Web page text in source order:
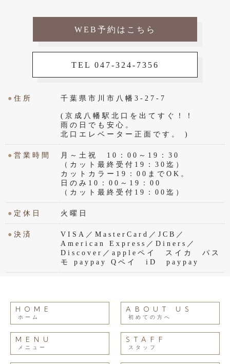
WEB予約はこちら
TEL 047-324-7356
●住所 千葉県市川市八幡3-27-7
(京成八幡駅北口を出てすぐ！！
雨の日でも安心。
北口エレベーター正面です。 )
●営業時間
月～土祝 10：00～19：30
（カット最終受付19：30迄）
カットカラー19：00までOK。
日のみ10：00～19：00
（カット最終受付19：00迄）
● 定休日 火曜日
●決済
VISA／MasterCard／JCB／
American Express／Diners／
Discover／appleペイ スイカ パス
モ paypay Qペイ iD paypay
HOME
ホーム
ABOUT US
初めての方へ
MENU
メニュー
STAFF
スタッフ